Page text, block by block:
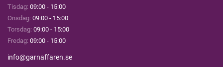
Tisdag: 09:00 - 15:00
Onsdag: 09:00 - 15:00
Torsdag: 09:00 - 15:00
Fredag: 09:00 - 15:00
info@garnaffaren.se